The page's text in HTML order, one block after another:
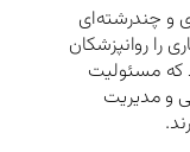
و چندرشته‌ای
را روانپزشکان
که مسئولیت
و مدیریت